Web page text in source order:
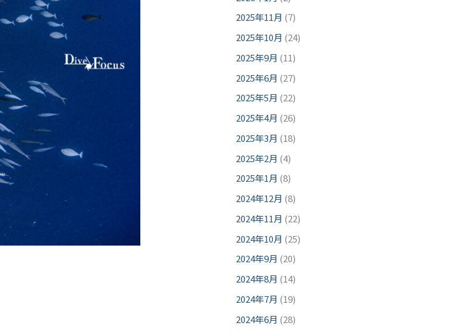
2025年11月 (7)
2025年10月 (24)
2025年9月 (11)
2025年6月 (27)
2025年5月 (22)
2025年4月 (26)
2025年3月 (18)
2025年2月 (4)
2025年1月 (8)
2024年12月 (8)
2024年11月 (22)
2024年10月 (25)
2024年9月 (20)
2024年8月 (14)
2024年7月 (19)
2024年6月 (28)